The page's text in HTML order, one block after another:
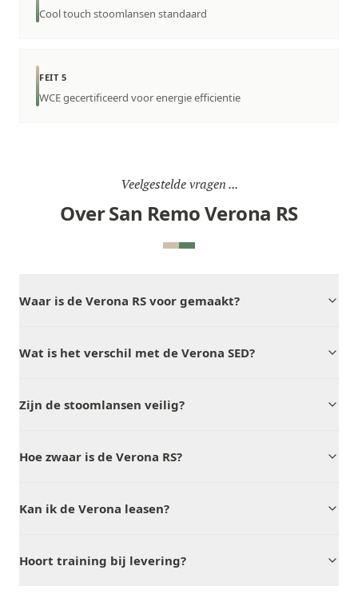
Cool touch stoomlansen standaard
FEIT 5
WCE gecertificeerd voor energie efficientie
Veelgestelde vragen ...
Over San Remo Verona RS
Waar is de Verona RS voor gemaakt?
Wat is het verschil met de Verona SED?
Zijn de stoomlansen veilig?
Hoe zwaar is de Verona RS?
Kan ik de Verona leasen?
Hoort training bij levering?